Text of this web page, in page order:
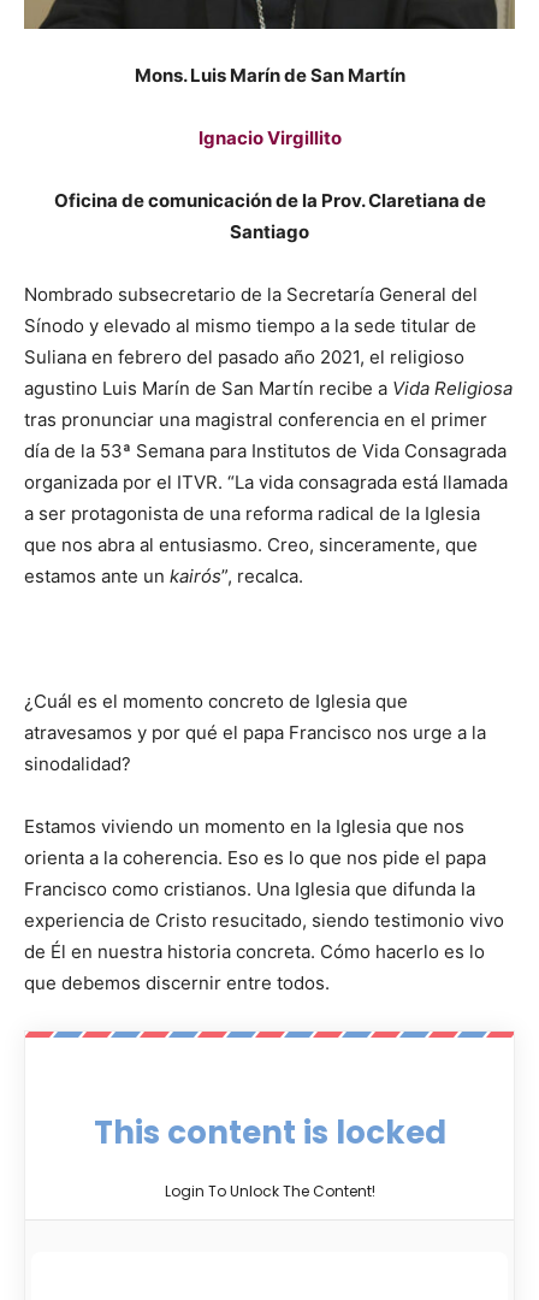
Mons. Luis Marín de San Martín
Ignacio Virgillito
Oficina de comunicación de la Prov. Claretiana de
Santiago
Nombrado subsecretario de la Secretaría General del
Sínodo y elevado al mismo tiempo a la sede titular de
Suliana en febrero del pasado año 2021, el religioso
agustino Luis Marín de San Martín recibe a Vida Religiosa
tras pronunciar una magistral conferencia en el primer
día de la 53ª Semana para Institutos de Vida Consagrada
organizada por el ITVR. “La vida consagrada está llamada
a ser protagonista de una reforma radical de la Iglesia
que nos abra al entusiasmo. Creo, sinceramente, que
estamos ante un kairós”, recalca.
¿Cuál es el momento concreto de Iglesia que
atravesamos y por qué el papa Francisco nos urge a la
sinodalidad?
Estamos viviendo un momento en la Iglesia que nos
orienta a la coherencia. Eso es lo que nos pide el papa
Francisco como cristianos. Una Iglesia que difunda la
experiencia de Cristo resucitado, siendo testimonio vivo
de Él en nuestra historia concreta. Cómo hacerlo es lo
que debemos discernir entre todos.
This content is locked
Login To Unlock The Content!